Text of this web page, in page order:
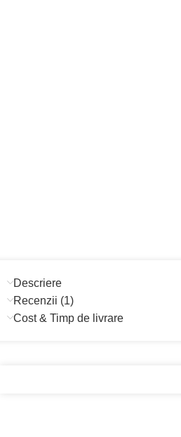
Descriere
Recenzii (1)
Cost & Timp de livrare